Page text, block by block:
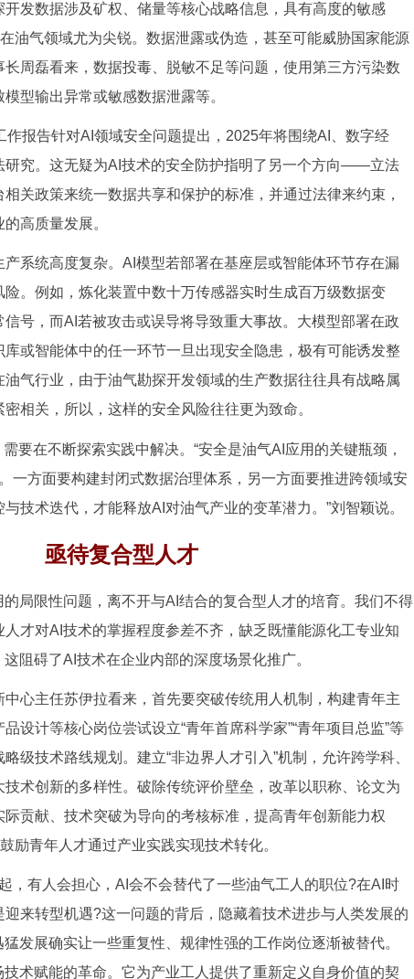
数据涉及矿权、储量等核心战略信息，具有高度的敏感
油气领域尤为尖锐。数据泄露或伪造，甚至可能威胁国家能源
周磊看来，数据投毒、脱敏不足等问题，使用第三方污染数
型输出异常或敏感数据泄露等。
报告针对AI领域安全问题提出，2025年将围绕AI、数字经
研究。这无疑为AI技术的安全防护指明了另一个方向——立法
关政策来统一数据共享和保护的标准，并通过法律来约束，
高质量发展。
统高度复杂。AI模型若部署在基座层或智能体环节存在漏
。例如，炼化装置中数十万传感器实时生成百万级数据变
号，而AI若被攻击或误导将导致重大事故。大模型部署在政
或智能体中的任一环节一旦出现安全隐患，极有可能诱发整
气行业，由于油气勘探开发领域的生产数据往往具有战略属
相关，所以，这样的安全风险往往更为致命。
在不断探索实践中解决。“安全是油气AI应用的关键瓶颈，
一方面要构建封闭式数据治理体系，另一方面要推进跨领域安
技术迭代，才能释放AI对油气产业的变革潜力。”刘智颖说。
亟待复合型人才
限性问题，离不开与AI结合的复合型人才的培育。我们不得
才对AI技术的掌握程度参差不齐，缺乏既懂能源化工专业知
阻碍了AI技术在企业内部的深度场景化推广。
主任苏伊拉看来，首先要突破传统用人机制，构建青年主
设计等核心岗位尝试设立“青年首席科学家”“青年项目总监”等
级技术路线规划。建立“非边界人才引入”机制，允许跨学科、
术创新的多样性。破除传统评价壁垒，改革以职称、论文为
贡献、技术突破为导向的考核标准，提高青年创新能力权
励青年人才通过产业实践实现技术转化。
有人会担心，AI会不会替代了一些油气工人的职位?在AI时
来转型机遇?这一问题的背后，隐藏着技术进步与人类发展的
发展确实让一些重复性、规律性强的工作岗位逐渐被替代。
术赋能的革命。它为产业工人提供了重新定义自身价值的契